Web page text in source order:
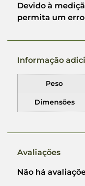
Devido à
permita um
Informação
Peso
Dimensões
Avaliações
Não há